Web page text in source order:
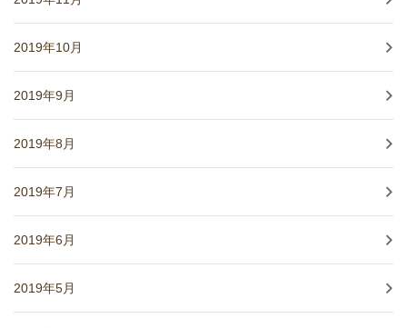
2019年10月
2019年9月
2019年8月
2019年7月
2019年6月
2019年5月